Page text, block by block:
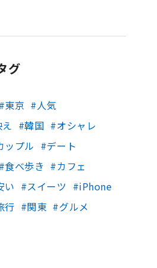
グ
東京
人気
韓国
オシャレ
ップル
デート
食べ歩き
カフェ
い スイーツ
iPhone
行 関東 グルメ